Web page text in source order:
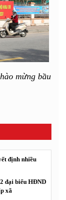
mừng bầu
định nhiều
đại biểu HĐND
xã